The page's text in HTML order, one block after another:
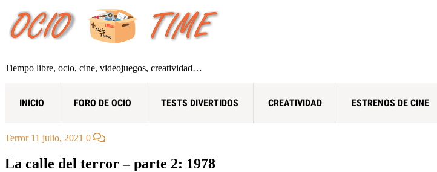
Tiempo libre, ocio, cine, videojuegos, creatividad…
INICIO FORO DE OCIO TESTS DIVERTIDOS CREATIVIDAD ESTRENOS DE CINE
Terror 11 julio, 2021 0
La calle del terror – parte 2: 1978